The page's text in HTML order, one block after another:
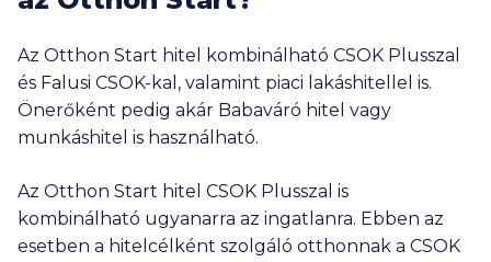
Az Otthon Start hitel kombinálható CSOK Plusszal
és Falusi CSOK-kal, valamint piaci lakáshitellel is.
Önerőként pedig akár Babaváró hitel vagy
munkáshitel is használható.
Az Otthon Start hitel CSOK Plusszal is
kombinálható ugyanarra az ingatlanra. Ebben az
esetben a hitelcélként szolgáló otthonnak a CSOK